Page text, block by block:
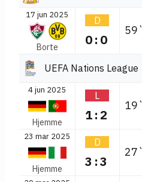
17 jun 2025
Borte
D
0:0
59`
UEFA Nations League
4 jun 2025
Hjemme
L
1:2
19`
23 mar 2025
Hjemme
D
3:3
27`